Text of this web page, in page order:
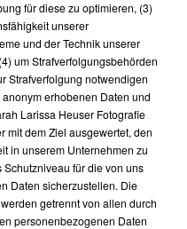
für diese zu optimieren, (3)
unserer
und der Technik unserer
um Strafverfolgungsbehörden
Strafverfolgung notwendigen
erhobenen Daten und
Larissa Heuser Fotografie
mit dem Ziel ausgewertet, den
in unserem Unternehmen zu
für die von uns
Daten sicherzustellen. Die
getrennt von allen durch
personenbezogenen Daten